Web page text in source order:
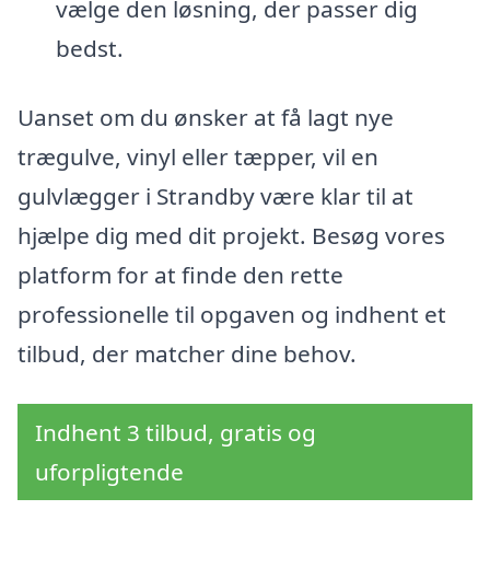
vælge den løsning, der passer dig
bedst.
Uanset om du ønsker at få lagt nye
trægulve, vinyl eller tæpper, vil en
gulvlægger i Strandby være klar til at
hjælpe dig med dit projekt. Besøg vores
platform for at finde den rette
professionelle til opgaven og indhent et
tilbud, der matcher dine behov.
Indhent 3 tilbud, gratis og
uforpligtende